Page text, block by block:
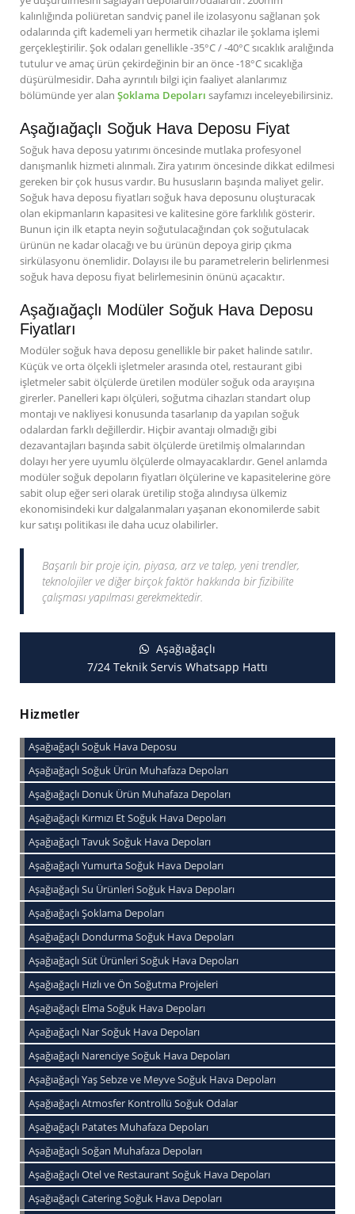
kalınlığında poliüretan sandviç panel ile izolasyonu sağlanan şok
odalarında çift kademeli yarı hermetik cihazlar ile şoklama işlemi
gerçekleştirilir. Şok odaları genellikle -35°C / -40°C sıcaklık aralığında
tutulur ve amaç ürün çekirdeğinin bir an önce -18°C sıcaklığa
düşürülmesidir. Daha ayrıntılı bilgi için faaliyet alanlarımız
bölümünde yer alan Şoklama Depoları sayfamızı inceleyebilirsiniz.
Aşağıağaçlı Soğuk Hava Deposu Fiyat
Soğuk hava deposu yatırımı öncesinde mutlaka profesyonel
danışmanlık hizmeti alınmalı. Zira yatırım öncesinde dikkat edilmesi
gereken bir çok husus vardır. Bu hususların başında maliyet gelir.
Soğuk hava deposu fiyatları soğuk hava deposunu oluşturacak
olan ekipmanların kapasitesi ve kalitesine göre farklılık gösterir.
Bunun için ilk etapta neyin soğutulacağından çok soğutulacak
ürünün ne kadar olacağı ve bu ürünün depoya girip çıkma
sirkülasyonu önemlidir. Dolayısı ile bu parametrelerin belirlenmesi
soğuk hava deposu fiyat belirlemesinin önünü açacaktır.
Aşağıağaçlı Modüler Soğuk Hava Deposu
Fiyatları
Modüler soğuk hava deposu genellikle bir paket halinde satılır.
Küçük ve orta ölçekli işletmeler arasında otel, restaurant gibi
işletmeler sabit ölçülerde üretilen modüler soğuk oda arayışına
girerler. Panelleri kapı ölçüleri, soğutma cihazları standart olup
montajı ve nakliyesi konusunda tasarlanıp da yapılan soğuk
odalardan farklı değillerdir. Hiçbir avantajı olmadığı gibi
dezavantajları başında sabit ölçülerde üretilmiş olmalarından
dolayı her yere uyumlu ölçülerde olmayacaklardır. Genel anlamda
modüler soğuk depoların fiyatları ölçülerine ve kapasitelerine göre
sabit olup eğer seri olarak üretilip stoğa alındıysa ülkemiz
ekonomisindeki kur dalgalanmaları yaşanan ekonomilerde sabit
kur satışı politikası ile daha ucuz olabilirler.
Başarılı bir proje için, piyasa, arz ve talep, yeni trendler,
teknolojiler ve diğer birçok faktör hakkında bir fizibilite
çalışması yapılması gerekmektedir.
Aşağıağaçlı
7/24 Teknik Servis Whatsapp Hattı
Hizmetler
Aşağıağaçlı Soğuk Hava Deposu
Aşağıağaçlı Soğuk Ürün Muhafaza Depoları
Aşağıağaçlı Donuk Ürün Muhafaza Depoları
Aşağıağaçlı Kırmızı Et Soğuk Hava Depoları
Aşağıağaçlı Tavuk Soğuk Hava Depoları
Aşağıağaçlı Yumurta Soğuk Hava Depoları
Aşağıağaçlı Su Ürünleri Soğuk Hava Depoları
Aşağıağaçlı Şoklama Depoları
Aşağıağaçlı Dondurma Soğuk Hava Depoları
Aşağıağaçlı Süt Ürünleri Soğuk Hava Depoları
Aşağıağaçlı Hızlı ve Ön Soğutma Projeleri
Aşağıağaçlı Elma Soğuk Hava Depoları
Aşağıağaçlı Nar Soğuk Hava Depoları
Aşağıağaçlı Narenciye Soğuk Hava Depoları
Aşağıağaçlı Yaş Sebze ve Meyve Soğuk Hava Depoları
Aşağıağaçlı Atmosfer Kontrollü Soğuk Odalar
Aşağıağaçlı Patates Muhafaza Depoları
Aşağıağaçlı Soğan Muhafaza Depoları
Aşağıağaçlı Otel ve Restaurant Soğuk Hava Depoları
Aşağıağaçlı Catering Soğuk Hava Depoları